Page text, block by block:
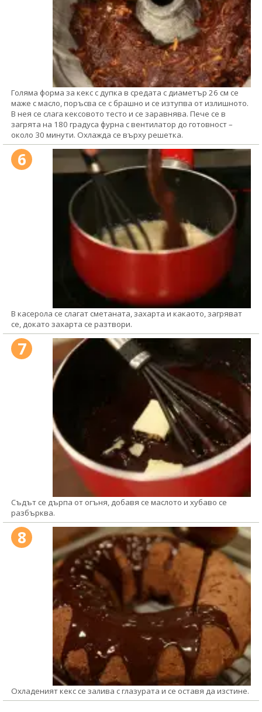
Голяма форма за кекс с дупка в средата с диаметър 26 см се
маже с масло, поръсва се с брашно и се изтупва от излишното.
В нея се слага кексовото тесто и се заравнява. Пече се в
загрята на 180 градуса фурна с вентилатор до готовност –
около 30 минути. Охлажда се върху решетка.
6
В касерола се слагат сметаната, захарта и какаото, загряват
се, докато захарта се разтвори.
7
Съдът се дърпа от огъня, добавя се маслото и хубаво се
разбърква.
8
Охладеният кекс се залива с глазурата и се оставя да изстине.